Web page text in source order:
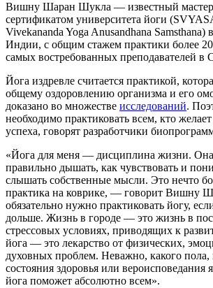
Вишну Шаран Шукла — известный
сертификатом университета йоги
Vivekananda Yoga Anusandhana Samsthana)
Индии, с общим стажем практики более
самых востребованных преподавателей в
Йога издревле считается практикой,
общему оздоровлению организма и его
доказано во множестве исследований.
необходимо практиковать всем, кто
успеха, говорят разработчики
«Йога для меня — дисциплина жизни. Она
правильно дышать, как чувствовать и
слышать собственные мысли. Это нечто
практика на коврике, — говорит Вишну
обязательно нужно практиковать йогу,
дольше. Жизнь в городе — это жизнь в
стрессовых условиях, приводящих к
йога — это лекарство от физических,
духовных проблем. Неважно, какого пола,
состояния здоровья или вероисповедания
йога поможет абсолютно всем».